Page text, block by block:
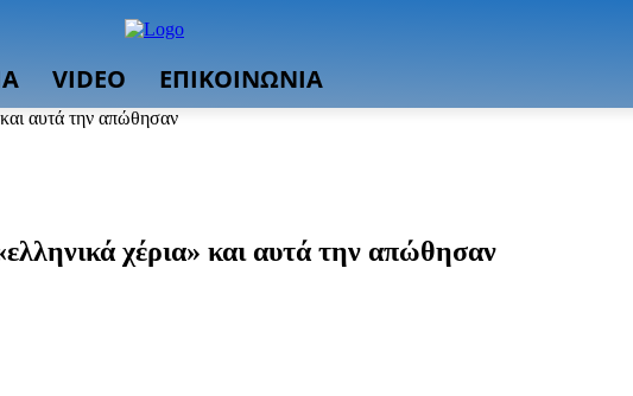
VIDEO ΕΠΙΚΟΙΝΩΝΙΑ
αυτά την απώθησαν
χέρια» και αυτά την απώθησαν